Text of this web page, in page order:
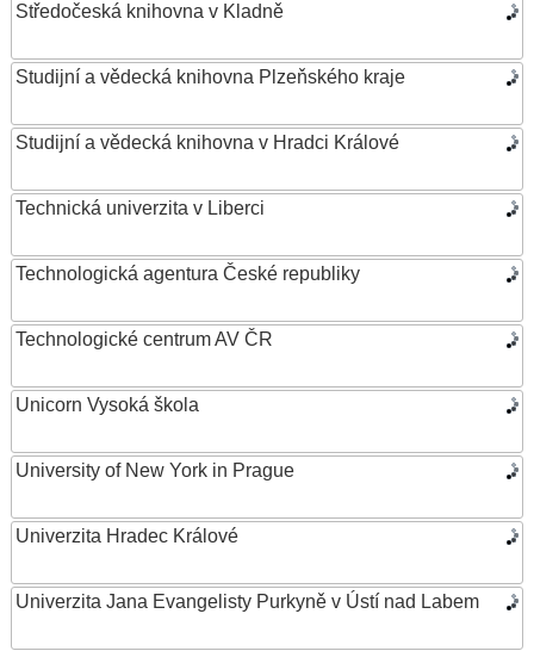
Středočeská knihovna v Kladně
Studijní a vědecká knihovna Plzeňského kraje
Studijní a vědecká knihovna v Hradci Králové
Technická univerzita v Liberci
Technologická agentura České republiky
Technologické centrum AV ČR
Unicorn Vysoká škola
University of New York in Prague
Univerzita Hradec Králové
Univerzita Jana Evangelisty Purkyně v Ústí nad Labem